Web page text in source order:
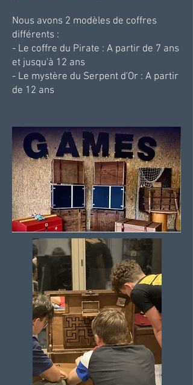
Nous avons 2 modèles de coffres
différents :
- Le coffre du Pirate : A partir de 7 ans
et jusqu'à 12 ans
- Le mystère du Serpent d'Or : A partir
de 12 ans